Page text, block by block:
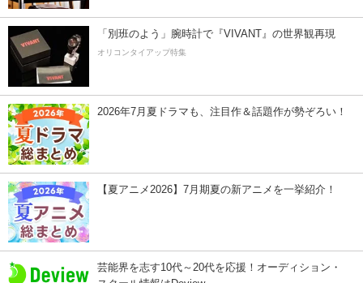
「別班のよう」腕時計で『VIVANT』の世界観再現
オリコンタイアップ特集
2026年7月夏ドラマも、注目作＆話題作が勢ぞろい！
【夏アニメ2026】7月期夏の新アニメを一挙紹介！
芸能界を志す10代～20代を応援！オーディション・